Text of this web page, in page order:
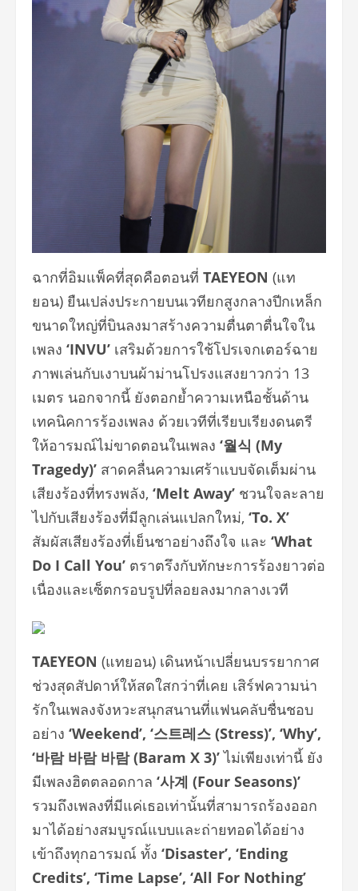
ฉากที่อิมแพ็คที่สุดคือตอนที่ TAEYEON (แท
ยอน) ยืนเปล่งประกายบนเวทียกสูงกลางปีกเหล็ก
ขนาดใหญ่ที่บินลงมาสร้างความตื่นตาตื่นใจใน
เพลง ‘INVU’ เสริมด้วยการใช้โปรเจกเตอร์ฉาย
ภาพเล่นกับเงาบนผ้าม่านโปรงแสงยาวกว่า 13
เมตร นอกจากนี้ ยังตอกย้ำความเหนือชั้นด้าน
เทคนิคการร้องเพลง ด้วยเวทีที่เรียบเรียงดนตรี
ให้อารมณ์ไม่ขาดตอนในเพลง ‘월식 (My
Tragedy)’ สาดคลื่นความเศร้าแบบจัดเต็มผ่าน
เสียงร้องที่ทรงพลัง, ‘Melt Away’ ชวนใจละลาย
ไปกับเสียงร้องที่มีลูกเล่นแปลกใหม่, ‘To. X’
สัมผัสเสียงร้องที่เย็นชาอย่างถึงใจ และ ‘What
Do I Call You’ ตราตรึงกับทักษะการร้องยาวต่อ
เนื่องและเซ็ตกรอบรูปที่ลอยลงมากลางเวที
TAEYEON (แทยอน) เดินหน้าเปลี่ยนบรรยากาศ
ช่วงสุดสัปดาห์ให้สดใสกว่าที่เคย เสิร์ฟความน่า
รักในเพลงจังหวะสนุกสนานที่แฟนคลับชื่นชอบ
อย่าง ‘Weekend’, ‘스트레스 (Stress)’, ‘Why’,
‘바람 바람 바람(Baram X 3)’ไม่เพียงเท่านี้ ยัง
มีเพลงฮิตตลอดกาล ‘사계 (Four Seasons)’
รวมถึงเพลงที่มีแค่เธอเท่านั้นที่สามารถร้องออก
มาได้อย่างสมบูรณ์แบบและถ่ายทอดได้อย่าง
เข้าถึงทุกอารมณ์ ทั้ง ‘Disaster’, ‘Ending
Credits’, ‘Time Lapse’, ‘All For Nothing’